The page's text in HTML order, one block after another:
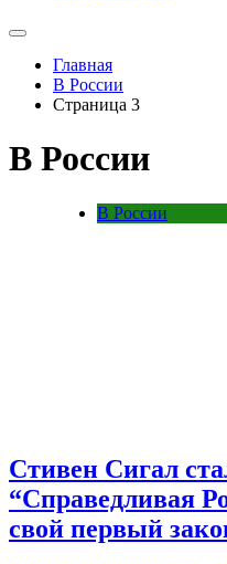
Главная
В России
Страница 3
В России
В России
Стивен Сигал
“Справедливая
свой первый